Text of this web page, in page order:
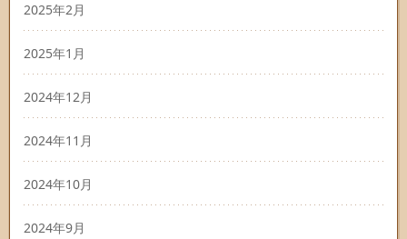
2025年2月
2025年1月
2024年12月
2024年11月
2024年10月
2024年9月